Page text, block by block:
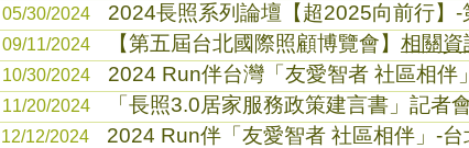
05/30/2024 2024長照系列論壇【超2025向前行】-
09/11/2024 【第五屆台北國際照顧博覽會】 相關資
10/30/2024 2024 Run伴台灣「友愛智者 社區相伴
11/20/2024 「長照3.0居家服務政策建言書」記者
12/12/2024 2024 Run伴「友愛智者 社區相伴」-